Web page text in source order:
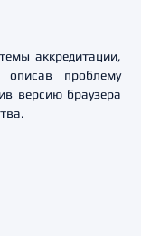
аккредитации,
описав проблему
версию браузера